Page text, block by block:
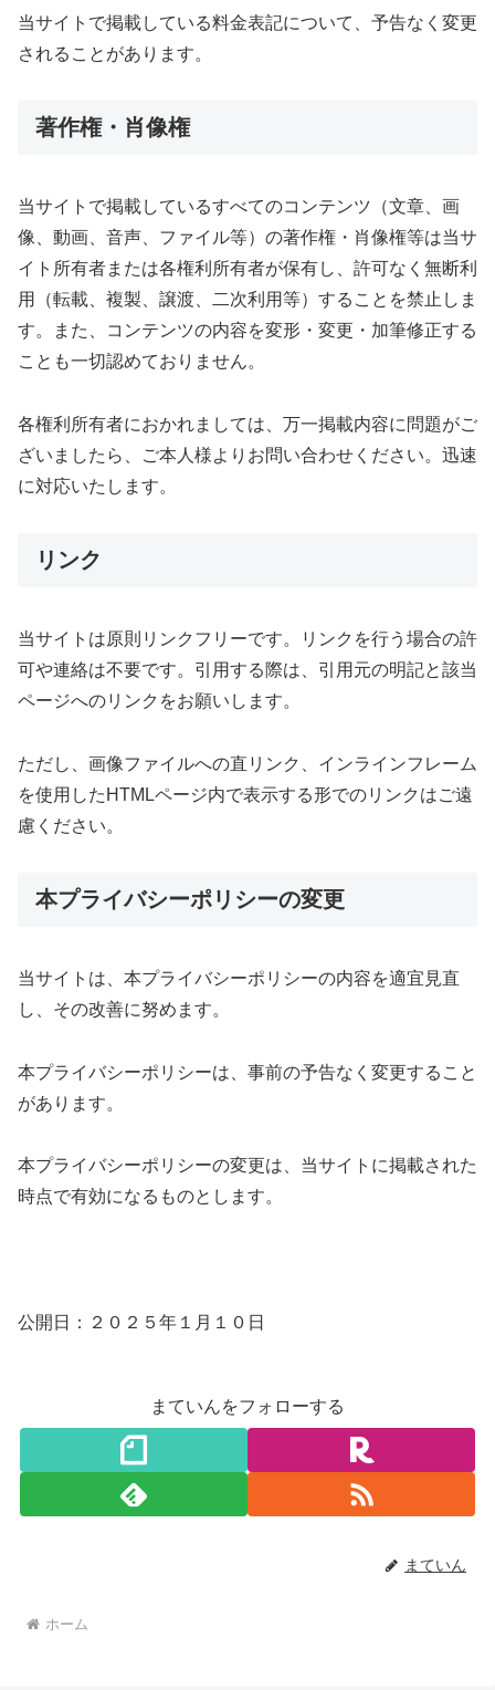
当サイトで掲載している料金表記について、予告なく変更
されることがあります。
著作権・肖像権
当サイトで掲載しているすべてのコンテンツ（文章、画
像、動画、音声、ファイル等）の著作権・肖像権等は当サ
イト所有者または各権利所有者が保有し、許可なく無断利
用（転載、複製、譲渡、二次利用等）することを禁止しま
す。また、コンテンツの内容を変形・変更・加筆修正する
ことも一切認めておりません。
各権利所有者におかれましては、万一掲載内容に問題がご
ざいましたら、ご本人様よりお問い合わせください。迅速
に対応いたします。
リンク
当サイトは原則リンクフリーです。リンクを行う場合の許
可や連絡は不要です。引用する際は、引用元の明記と該当
ページへのリンクをお願いします。
ただし、画像ファイルへの直リンク、インラインフレーム
を使用したHTMLページ内で表示する形でのリンクはご遠
慮ください。
本プライバシーポリシーの変更
当サイトは、本プライバシーポリシーの内容を適宜見直
し、その改善に努めます。
本プライバシーポリシーは、事前の予告なく変更すること
があります。
本プライバシーポリシーの変更は、当サイトに掲載された
時点で有効になるものとします。
公開日：２０２５年１月１０日
まていんをフォローする
まていん
ホーム